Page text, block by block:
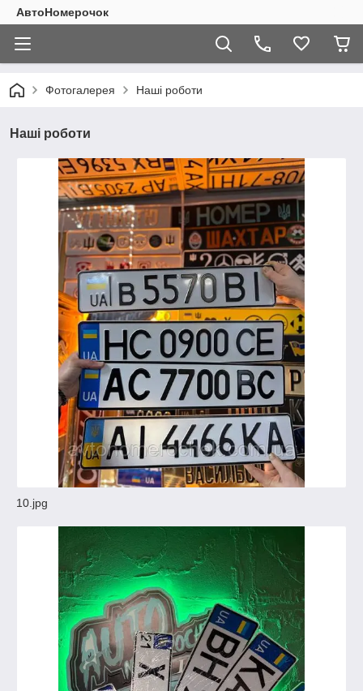
АвтоНомерочок
Фотогалерея Наші роботи
Наші роботи
10.jpg